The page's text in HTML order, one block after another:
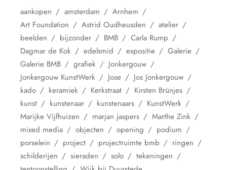
aankopen amsterdam
Arnhem
Art Foundation
Astrid Oudheusden
atelier
beelden
bijzonder BMB
Carla Rump
Dagmar de Kok
edelsmid expositie
Galerie
Galerie BMB
grafiek
Jonkergouw
Jonkergouw KunstWerk
Jose
Jos Jonkergouw
kado
keramiek Kerkstraat
Kirsten Brünjes
kunst
kunstenaar kunstenaars
KunstWerk
Marijke Vijfhuizen
marjan jaspers
Marthe Zink
mixed media
objecten opening
podium
porselein
project projectruimte bmb
ringen
schilderijen
sieraden solo
tekeningen